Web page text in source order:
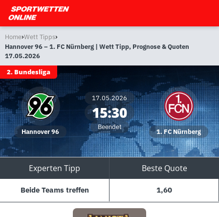
Home›Wett Tipps›
Hannover 96 – 1. FC Nürnberg | Wett Tipp, Prognose & Quoten
17.05.2026
2. Bundesliga
Hannover 96
17.05.2026
15:30
Beendet
1. FC Nürnberg
Experten Tipp Beste Quote
Beide Teams treffen 1,60